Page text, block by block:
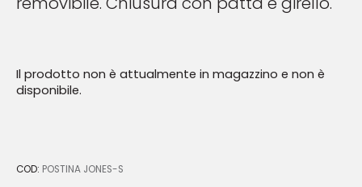
Il prodotto non è attualmente in magazzino e non è
disponibile.
COD: POSTINA JONES-S